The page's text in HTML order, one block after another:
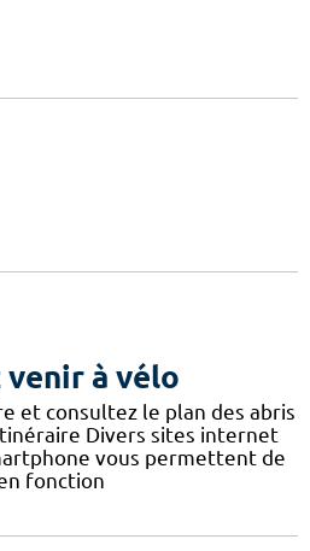
venir à vélo
et consultez le plan des abris
Divers sites internet
vous permettent de
fonction